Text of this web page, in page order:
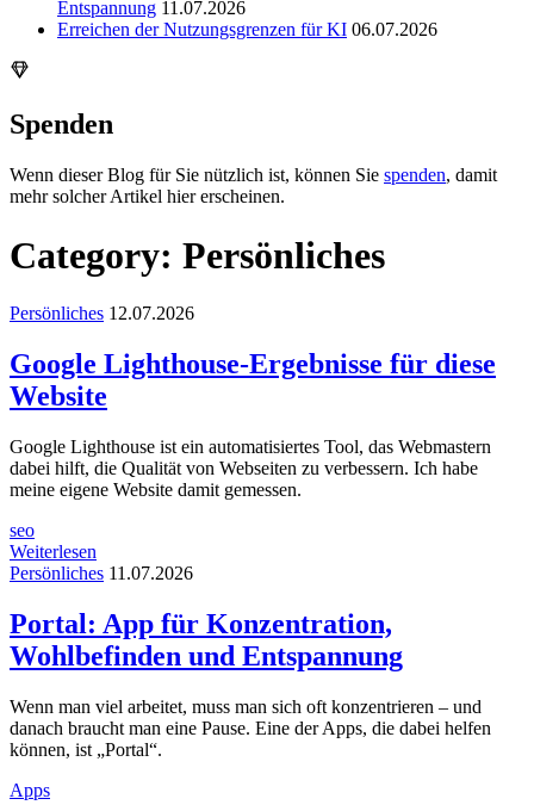
Entspannung 11.07.2026
Erreichen der Nutzungsgrenzen für KI 06.07.2026
Spenden
Wenn dieser Blog für Sie nützlich ist, können Sie spenden, damit
mehr solcher Artikel hier erscheinen.
Category: Persönliches
Persönliches 12.07.2026
Google Lighthouse-Ergebnisse für diese
Website
Google Lighthouse ist ein automatisiertes Tool, das Webmastern
dabei hilft, die Qualität von Webseiten zu verbessern. Ich habe
meine eigene Website damit gemessen.
seo
Weiterlesen
Persönliches 11.07.2026
Portal: App für Konzentration,
Wohlbefinden und Entspannung
Wenn man viel arbeitet, muss man sich oft konzentrieren – und
danach braucht man eine Pause. Eine der Apps, die dabei helfen
können, ist „Portal“.
Apps